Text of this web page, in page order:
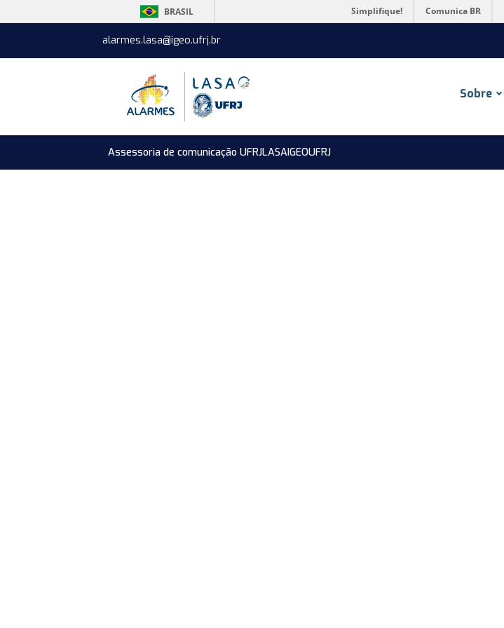
BRASIL Simplifique! Comunica BR
alarmes.lasa@igeo.ufrj.br
Sobre
Assessoria de comunicação UFRJLASAIGEOUFRJ